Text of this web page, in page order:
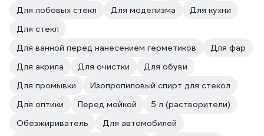
Для лобовых стекл
Для моделизма
Для кухни
Для стекл
Для ванной перед нанесением герметиков
Для фар
Для акрила
Для очистки
Для обуви
Для промывки
Изопропиловый спирт для стекол
Для оптики
Перед мойкой
5 л (растворители)
Обезжириватель
Для автомобилей